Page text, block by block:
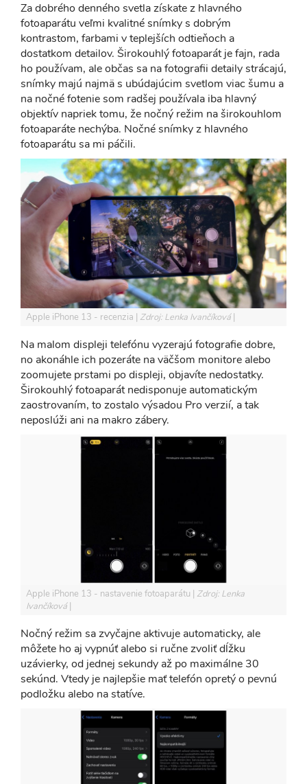
Za dobrého denného svetla získate z hlavného
fotoaparátu veľmi kvalitné snímky s dobrým
kontrastom, farbami v teplejších odtieňoch a
dostatkom detailov. Širokouhlý fotoaparát je fajn, rada
ho používam, ale občas sa na fotografii detaily strácajú,
snímky majú najmä s ubúdajúcim svetlom viac šumu a
na nočné fotenie som radšej používala iba hlavný
objektív napriek tomu, že nočný režim na širokouhlom
fotoaparáte nechýba. Nočné snímky z hlavného
fotoaparátu sa mi páčili.
Apple iPhone 13 - recenzia Zdroj: Lenka Ivančíková
Na malom displeji telefónu vyzerajú fotografie dobre,
no akonáhle ich pozeráte na väčšom monitore alebo
zoomujete prstami po displeji, objavíte nedostatky.
Širokouhlý fotoaparát nedisponuje automatickým
zaostrovaním, to zostalo výsadou Pro verzií, a tak
neposlúži ani na makro zábery.
Apple iPhone 13 - nastavenie fotoaparátu
Zdroj: Lenka
Ivančíková
Nočný režim sa zvyčajne aktivuje automaticky, ale
môžete ho aj vypnúť alebo si ručne zvoliť dĺžku
uzávierky, od jednej sekundy až po maximálne 30
sekúnd. Vtedy je najlepšie mať telefón opretý o pevnú
podložku alebo na statíve.